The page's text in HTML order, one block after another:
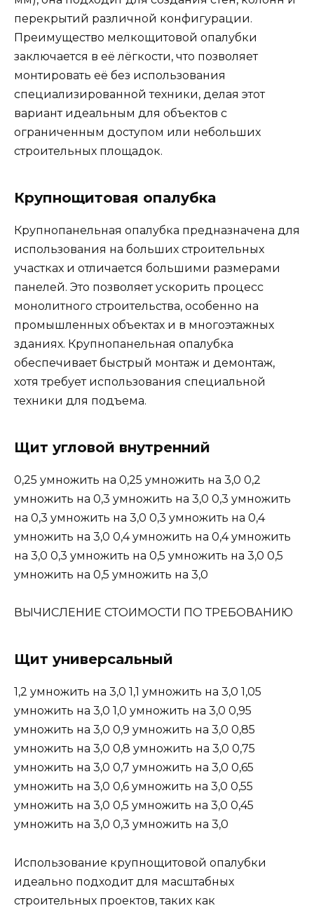
перекрытий различной конфигурации.
Преимущество мелкощитовой опалубки
заключается в её лёгкости, что позволяет
монтировать её без использования
специализированной техники, делая этот
вариант идеальным для объектов с
ограниченным доступом или небольших
строительных площадок.
Крупнощитовая опалубка
Крупнопанельная опалубка предназначена для
использования на больших строительных
участках и отличается большими размерами
панелей. Это позволяет ускорить процесс
монолитного строительства, особенно на
промышленных объектах и в многоэтажных
зданиях. Крупнопанельная опалубка
обеспечивает быстрый монтаж и демонтаж,
хотя требует использования специальной
техники для подъема.
Щит угловой внутренний
0,25 умножить на 0,25 умножить на 3,0 0,2
умножить на 0,3 умножить на 3,0 0,3 умножить
на 0,3 умножить на 3,0 0,3 умножить на 0,4
умножить на 3,0 0,4 умножить на 0,4 умножить
на 3,0 0,3 умножить на 0,5 умножить на 3,0 0,5
умножить на 0,5 умножить на 3,0
ВЫЧИСЛЕНИЕ СТОИМОСТИ ПО ТРЕБОВАНИЮ
Щит универсальный
1,2 умножить на 3,0 1,1 умножить на 3,0 1,05
умножить на 3,0 1,0 умножить на 3,0 0,95
умножить на 3,0 0,9 умножить на 3,0 0,85
умножить на 3,0 0,8 умножить на 3,0 0,75
умножить на 3,0 0,7 умножить на 3,0 0,65
умножить на 3,0 0,6 умножить на 3,0 0,55
умножить на 3,0 0,5 умножить на 3,0 0,45
умножить на 3,0 0,3 умножить на 3,0
Использование крупнощитовой опалубки
идеально подходит для масштабных
строительных проектов, таких как